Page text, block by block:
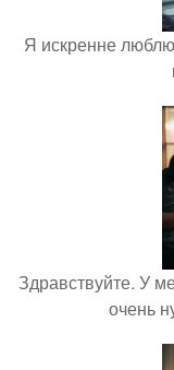
Я искренне люблю
Здравствуйте. У
очень